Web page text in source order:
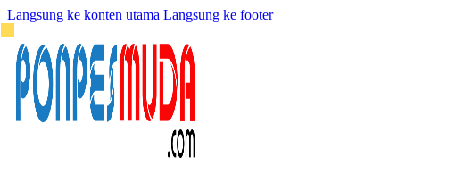
Langsung ke konten utama Langsung ke footer